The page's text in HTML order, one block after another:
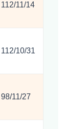
112/11/14
112/10/31
98/11/27